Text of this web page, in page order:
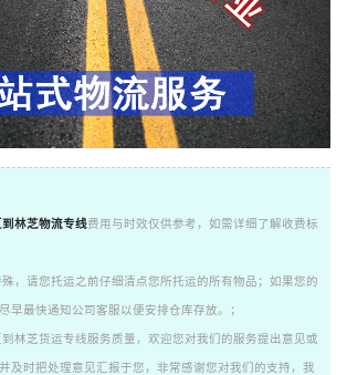
林芝物流专线费用与时效仅供参考，如需详细了解收费标
，请您托运之前仔细清点您所托运的所有物品；如果您的
早最快通知公司客服以便安排仓库存放。；
林芝货运专线服务质量，欢迎您对我们的服务提出意见或
及时把处理意见汇报于您，非常感谢您对我们的支持，我